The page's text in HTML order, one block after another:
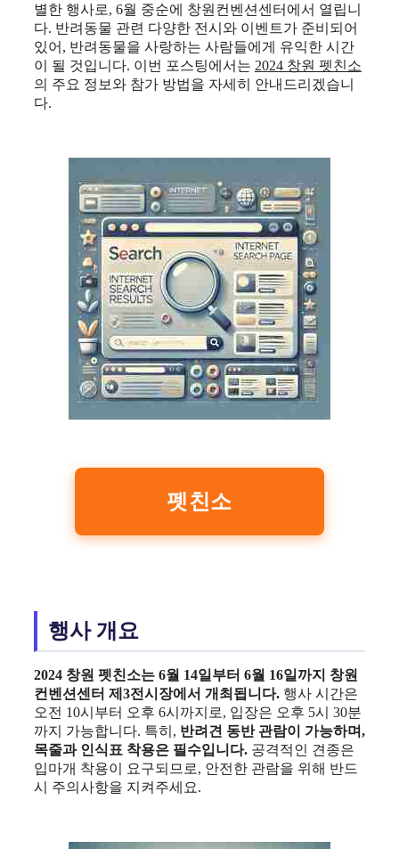
별한 행사로, 6월 중순에 창원컨벤션센터에서 열립니
다. 반려동물 관련 다양한 전시와 이벤트가 준비되어
있어, 반려동물을 사랑하는 사람들에게 유익한 시간
이 될 것입니다. 이번 포스팅에서는 2024 창원 펫친소
의 주요 정보와 참가 방법을 자세히 안내드리겠습니
다.
펫친소
행사 개요
2024 창원 펫친소는 6월 14일부터 6월 16일까지 창원
컨벤션센터 제3전시장에서 개최됩니다. 행사 시간은
오전 10시부터 오후 6시까지로, 입장은 오후 5시 30분
까지 가능합니다. 특히, 반려견 동반 관람이 가능하며,
목줄과 인식표 착용은 필수입니다. 공격적인 견종은
입마개 착용이 요구되므로, 안전한 관람을 위해 반드
시 주의사항을 지켜주세요.